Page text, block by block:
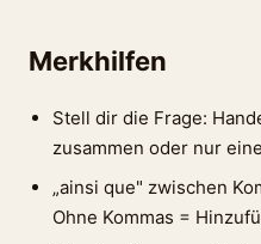
Merkhilfen
Stell dir die Frage:
zusammen oder nur
„ainsi que" zwischen
Ohne Kommas =